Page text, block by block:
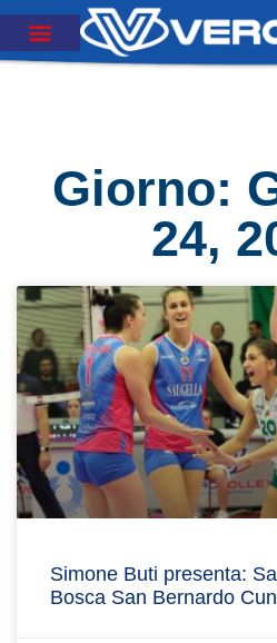
Giorno:
24,
Simone Buti presenta:
Bosca San Bernardo